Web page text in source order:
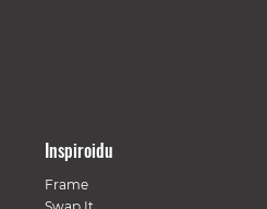
Inspiroidu
Frame